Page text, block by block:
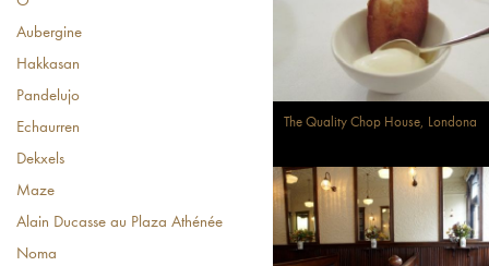
Aubergine
Hakkasan
Pandelujo
Echaurren
Dekxels
Maze
Alain Ducasse au Plaza Athénée
Noma
The Quality Chop House, Londona